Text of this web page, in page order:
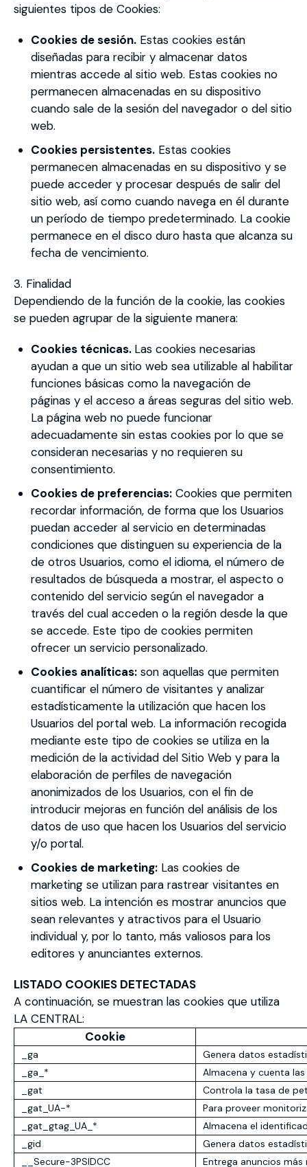
siguientes tipos de Cookies:
Cookies de sesión. Estas cookies están
diseñadas para recibir y almacenar datos
mientras accede al sitio web. Estas cookies no
permanecen almacenadas en su dispositivo
cuando sale de la sesión del navegador o del sitio
web.
Cookies persistentes. Estas cookies
permanecen almacenadas en su dispositivo y se
puede acceder y procesar después de salir del
sitio web, así como cuando navega en él durante
un período de tiempo predeterminado. La cookie
permanece en el disco duro hasta que alcanza su
fecha de vencimiento.
3. Finalidad
Dependiendo de la función de la cookie, las cookies
se pueden agrupar de la siguiente manera:
Cookies técnicas. Las cookies necesarias
ayudan a que un sitio web sea utilizable al habilitar
funciones básicas como la navegación de
páginas y el acceso a áreas seguras del sitio web.
La página web no puede funcionar
adecuadamente sin estas cookies por lo que se
consideran necesarias y no requieren su
consentimiento.
Cookies de preferencias: Cookies que permiten
recordar información, de forma que los Usuarios
puedan acceder al servicio en determinadas
condiciones que distinguen su experiencia de la
de otros Usuarios, como el idioma, el número de
resultados de búsqueda a mostrar, el aspecto o
contenido del servicio según el navegador a
través del cual acceden o la región desde la que
se accede. Este tipo de cookies permiten
ofrecer un servicio personalizado.
Cookies analíticas: son aquellas que permiten
cuantificar el número de visitantes y analizar
estadísticamente la utilización que hacen los
Usuarios del portal web. La información recogida
mediante este tipo de cookies se utiliza en la
medición de la actividad del Sitio Web y para la
elaboración de perfiles de navegación
anonimizados de los Usuarios, con el fin de
introducir mejoras en función del análisis de los
datos de uso que hacen los Usuarios del servicio
y/o portal.
Cookies de marketing: Las cookies de
marketing se utilizan para rastrear visitantes en
sitios web. La intención es mostrar anuncios que
sean relevantes y atractivos para el Usuario
individual y, por lo tanto, más valiosos para los
editores y anunciantes externos.
LISTADO COOKIES DETECTADAS
A continuación, se muestran las cookies que utiliza
LA CENTRAL:
Cookie
_ga
Genera datos
_ga_*
Almacena y cuenta
_gat
Controla la tasa de
_gat_UA-*
Para proveer
_gat_gtag_UA_*
Almacena el
_gid
Genera datos
__Secure-3PSIDCC
Entrega anuncios